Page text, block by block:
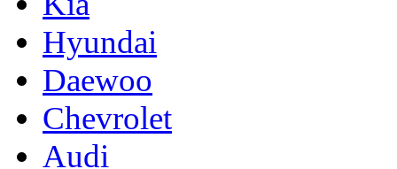
Hyundai
Daewoo
Chevrolet
Audi